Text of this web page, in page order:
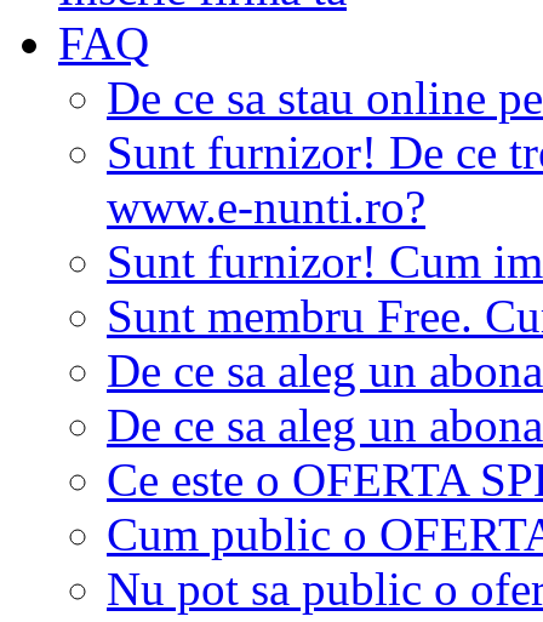
FAQ
De ce sa stau online
Sunt furnizor! De ce
www.e-nunti.ro?
Sunt furnizor! Cum
Sunt membru Free.
De ce sa aleg un
De ce sa aleg un
Ce este o OFERTA
Cum public o
Nu pot sa public o